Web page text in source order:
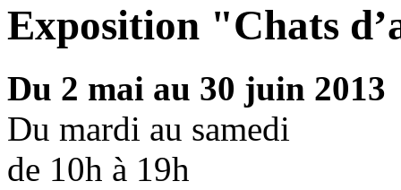
Exposition "Chats
Du 2 mai au 30 juin 2013
Du mardi au samedi
de 10h à 19h